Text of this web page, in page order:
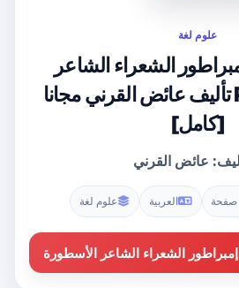
علوم لغة
الشعراء الشاعر
الأسطورة PDF تأليف عائض القرني مجانا
[كامل]
عائض القرني
العربية علوم لغة
الشعراء الشاعر الأسطورة